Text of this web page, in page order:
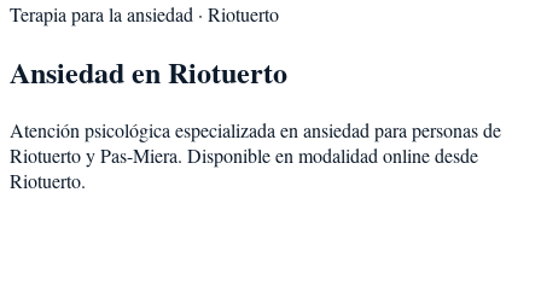
Terapia para la ansiedad · Riotuerto
AnsiedadenRiotuerto
Atención psicológica especializada en ansiedad para personas de
RiotuertoyPas-Miera. Disponible en modalidad online desde
Riotuerto.